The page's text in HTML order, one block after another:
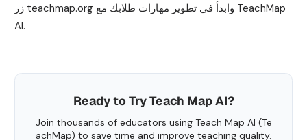
زر teachmap.org وابدأ في تطوير مهارات طلابك مع TeachMap
AI.
Ready to Try Teach Map AI?
Join thousands of educators using Teach Map AI (Te
achMap) to save time and improve teaching quality.